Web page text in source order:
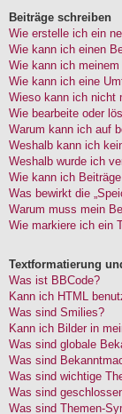
Beiträge schreiben
Wie erstelle ich ein
Wie kann ich einen
Wie kann ich
Wie kann ich eine
Wieso kann ich nicht
Wie bearbeite oder
Warum kann ich auf
Weshalb kann ich
Weshalb wurde ich
Wie kann ich
Was bewirkt die
Warum muss mein
Wie markiere ich ein
Textformatierung
Was ist BBCode?
Kann ich HTML
Was sind Smilies?
Kann ich Bilder in
Was sind globale
Was sind
Was sind wichtige
Was sind
Was sind Themen-